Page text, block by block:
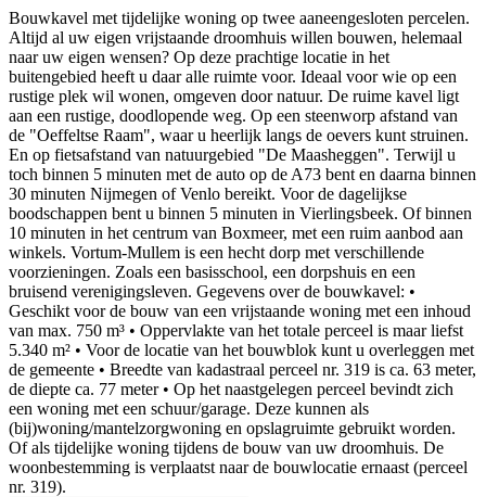
Bouwkavel met tijdelijke woning op twee aaneengesloten percelen.
Altijd al uw eigen vrijstaande droomhuis willen bouwen, helemaal
naar uw eigen wensen? Op deze prachtige locatie in het
buitengebied heeft u daar alle ruimte voor. Ideaal voor wie op een
rustige plek wil wonen, omgeven door natuur. De ruime kavel ligt
aan een rustige, doodlopende weg. Op een steenworp afstand van
de "Oeffeltse Raam", waar u heerlijk langs de oevers kunt struinen.
En op fietsafstand van natuurgebied "De Maasheggen". Terwijl u
toch binnen 5 minuten met de auto op de A73 bent en daarna binnen
30 minuten Nijmegen of Venlo bereikt. Voor de dagelijkse
boodschappen bent u binnen 5 minuten in Vierlingsbeek. Of binnen
10 minuten in het centrum van Boxmeer, met een ruim aanbod aan
winkels. Vortum-Mullem is een hecht dorp met verschillende
voorzieningen. Zoals een basisschool, een dorpshuis en een
bruisend verenigingsleven. Gegevens over de bouwkavel: •
Geschikt voor de bouw van een vrijstaande woning met een inhoud
van max. 750 m³ • Oppervlakte van het totale perceel is maar liefst
5.340 m² • Voor de locatie van het bouwblok kunt u overleggen met
de gemeente • Breedte van kadastraal perceel nr. 319 is ca. 63 meter,
de diepte ca. 77 meter • Op het naastgelegen perceel bevindt zich
een woning met een schuur/garage. Deze kunnen als
(bij)woning/mantelzorgwoning en opslagruimte gebruikt worden.
Of als tijdelijke woning tijdens de bouw van uw droomhuis. De
woonbestemming is verplaatst naar de bouwlocatie ernaast (perceel
nr. 319).